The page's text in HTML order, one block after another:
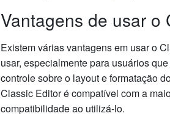
Vantagens de usar o
Existem várias vantagens em usar o
usar, especialmente para usuários
controle sobre o layout e formatação
Classic Editor é compatível com a
compatibilidade ao utilizá-lo.